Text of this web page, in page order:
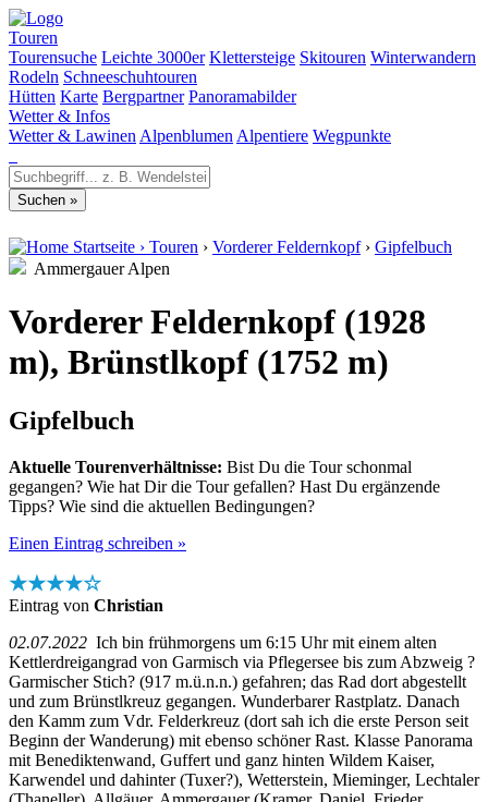
Touren
Tourensuche Leichte 3000er Klettersteige Skitouren Winterwandern
Rodeln Schneeschuhtouren
Hütten Karte Bergpartner Panoramabilder
Wetter & Infos
Wetter & Lawinen Alpenblumen Alpentiere Wegpunkte
Startseite › Touren › Vorderer Feldernkopf › Gipfelbuch
Ammergauer Alpen
Vorderer Feldernkopf (1928
m), Brünstlkopf (1752 m)
Gipfelbuch
Aktuelle Tourenverhältnisse: Bist Du die Tour schonmal
gegangen? Wie hat Dir die Tour gefallen? Hast Du ergänzende
Tipps? Wie sind die aktuellen Bedingungen?
Einen Eintrag schreiben »
★★★★☆
Eintrag von Christian
02.07.2022 Ich bin frühmorgens um 6:15 Uhr mit einem alten
Kettlerdreigangrad von Garmisch via Pflegersee bis zum Abzweig ?
Garmischer Stich? (917 m.ü.n.n.) gefahren; das Rad dort abgestellt
und zum Brünstlkreuz gegangen. Wunderbarer Rastplatz. Danach
den Kamm zum Vdr. Felderkreuz (dort sah ich die erste Person seit
Beginn der Wanderung) mit ebenso schöner Rast. Klasse Panorama
mit Benediktenwand, Guffert und ganz hinten Wildem Kaiser,
Karwendel und dahinter (Tuxer?), Wetterstein, Mieminger, Lechtaler